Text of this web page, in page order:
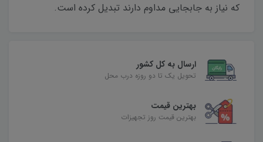
که نیاز به جابجایی مداوم دارند تبدیل کرده است.
ارسال به کل کشور
تحویل یک تا دو روزه درب محل
بهترین قیمت
بهترین قیمت روز تجهیزات